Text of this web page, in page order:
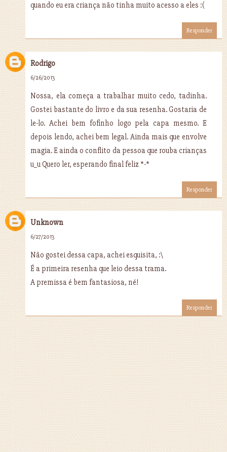
quando eu era criança não tinha muito acesso a eles :(
Responder
Rodrigo
6/26/2013
Nossa, ela começa a trabalhar muito cedo, tadinha.
Gostei bastante do livro e da sua resenha. Gostaria de
le-lo. Achei bem fofinho logo pela capa mesmo. E
depois lendo, achei bem legal. Ainda mais que envolve
magia. E ainda o conflito da pessoa que rouba crianças
u_u Quero ler, esperando final feliz *-*
Responder
Unknown
6/27/2013
Não gostei dessa capa, achei esquisita, :\
É a primeira resenha que leio dessa trama.
A premissa é bem fantasiosa, né!
Responder